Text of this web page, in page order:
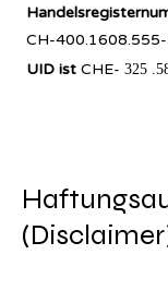
CH-
UID ist CHE- 325